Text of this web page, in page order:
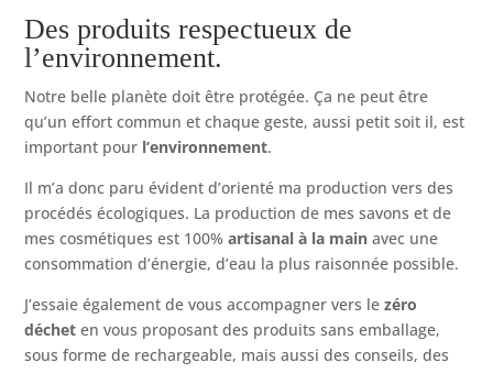
Des produits respectueux de
l’environnement.
Notre belle planète doit être protégée. Ça ne peut être
qu’un effort commun et chaque geste, aussi petit soit il, est
important pour l’environnement.
Il m’a donc paru évident d’orienté ma production vers des
procédés écologiques. La production de mes savons et de
mes cosmétiques est 100%artisanal à la main avec une
consommation d’énergie, d’eau la plus raisonnée possible.
J’essaie également de vous accompagner vers le zéro
déchet en vous proposant des produits sans emballage,
sous forme de rechargeable, mais aussi des conseils, des